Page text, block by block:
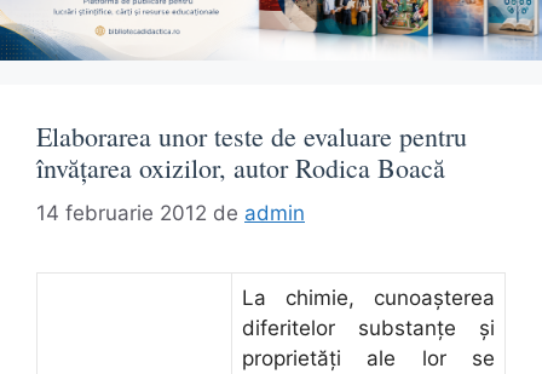
Elaborarea unor teste de evaluare pentru
învăţarea oxizilor, autor Rodica Boacă
14 februarie 2012 de admin
La chimie, cunoaşterea
diferitelor substanţe şi
proprietăţi ale lor se